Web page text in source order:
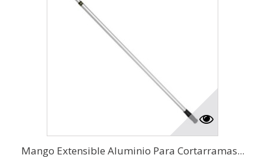
Mango Extensible Aluminio Para Cortarramas...